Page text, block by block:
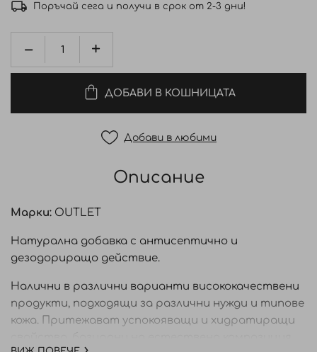
Поръчай сега и получи в срок от 2-3 дни!
ДОБАВИ В КОШНИЦАТА
Добави в любими
Описание
Марки: OUTLET
Натурална добавка с антисептично и
дезодориращо действие.
Налични в различни варианти висококачествени
продукти, подходящи за различни нужди и типове
кожа. Притежават успокояващи и хидратиращи